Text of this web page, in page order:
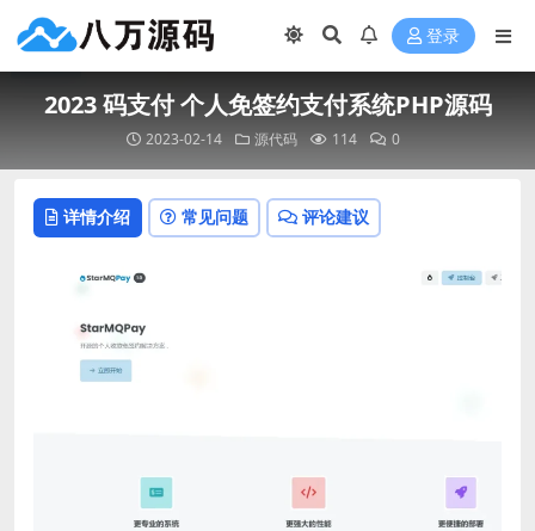
登录
2023 码支付 个人免签约支付系统PHP源码
2023-02-14 源代码 114 0
详情介绍 常见问题 评论建议